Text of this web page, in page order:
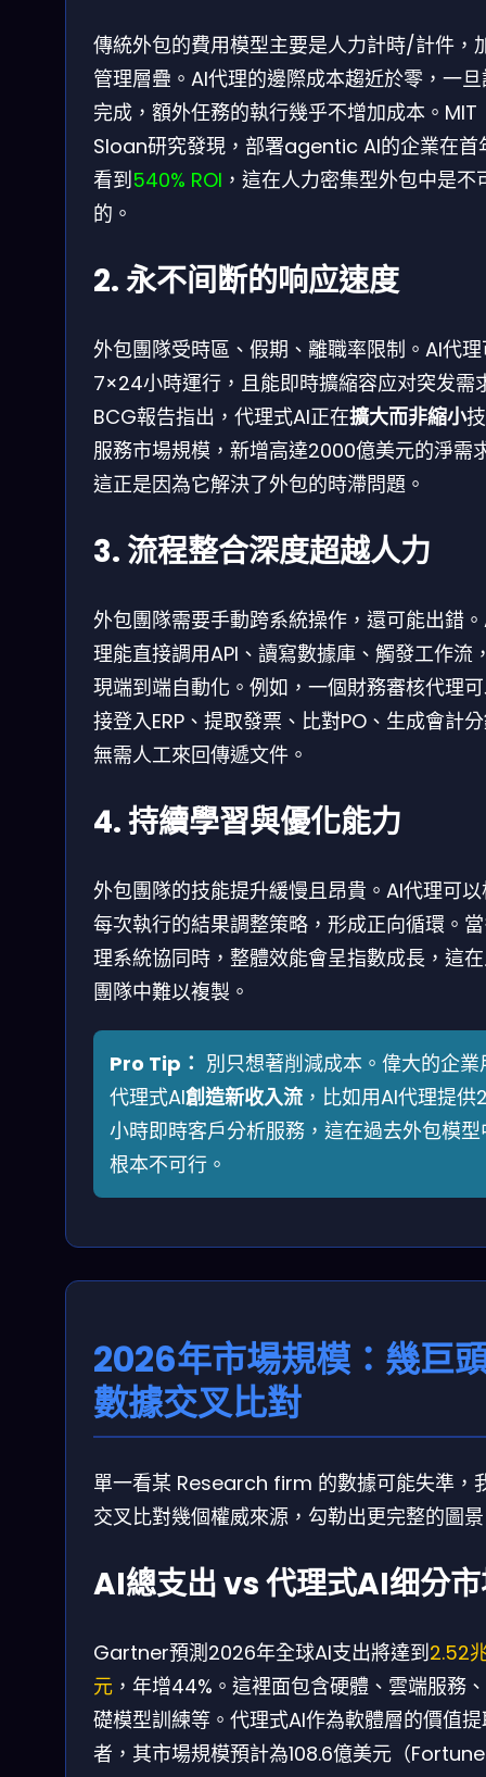
傳統外包的費用模型主要是人力計時/計件，
管理層疊。AI代理的邊際成本趨近於零，一
完成，額外任務的執行幾乎不增加成本。MIT
Sloan研究發現，部署agentic AI的企業在首
看到540% ROI ，這在人力密集型外包中是不
的。
2. 永不间断的响应速度
外包團隊受時區、假期、離職率限制。AI代
7×24小時運行，且能即時擴縮容应对突发需
BCG報告指出，代理式AI正在擴大而非縮小
服務市場規模，新增高達2000億美元的淨需
這正是因為它解決了外包的時滯問題。
3. 流程整合深度超越人力
外包團隊需要手動跨系統操作，還可能出錯
理能直接調用API、讀寫數據庫、觸發工作流
現端到端自動化。例如，一個財務審核代理
接登入ERP、提取發票、比對PO、生成會計
無需人工來回傳遞文件。
4. 持續學習與優化能力
外包團隊的技能提升緩慢且昂貴。AI代理可
每次執行的結果調整策略，形成正向循環。
理系統協同時，整體效能會呈指數成長，這
團隊中難以複製。
Pro Tip： 別只想著削減成本。偉大的企業
代理式AI創造新收入流 ，比如用AI代理提供
小時即時客戶分析服務，這在過去外包模型
根本不可行。
2026年市場規模：幾巨
數據交叉比對
單一看某 Research firm 的數據可能失準，
交叉比對幾個權威來源，勾勒出更完整的圖
AI總支出 vs 代理式AI细分
Gartner預測2026年全球AI支出將達到2.52
元 ，年增44%。這裡面包含硬體、雲端服務
礎模型訓練等。代理式AI作為軟體層的價值
者，其市場規模預計為108.6億美元（Fortune